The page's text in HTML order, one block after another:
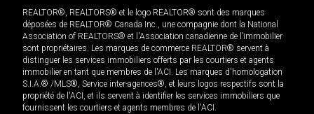
REALTOR®, REALTORS® et le logo REALTOR® sont des marques
déposées de REALTOR® Canada Inc., une compagnie dont la National
Association of REALTORS® et l'Association canadienne de l’immobilier
sont propriétaires. Les marques de commerce REALTOR® servent à
distinguer les services immobiliers offerts par les courtiers et agents
immobilier en tant que membres de l'ACI. Les marques d'homologation
S.I.A.® /MLS®, Service inter-agences®, et leurs logos respectifs sont la
propriété de l'ACI, et ils servent à identifier les services immobiliers que
fournissent les courtiers et agents membres de l'ACI.